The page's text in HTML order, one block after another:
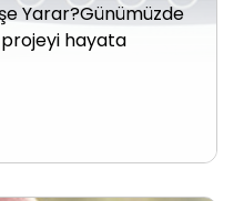
Yarar?Günümüzde
hayata